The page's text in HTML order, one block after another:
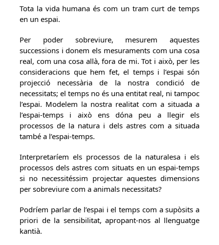
Tota la vida humana és com un tram curt de temps
en un espai.
Per poder sobreviure, mesurem aquestes
successions i donem els mesuraments com una cosa
real, com una cosa allà, fora de mi. Tot i això, per les
consideracions que hem fet, el temps i l’espai són
projecció necessària de la nostra condició de
necessitats; el temps no és una entitat real, ni tampoc
l’espai. Modelem la nostra realitat com a situada a
l’espai-temps i això ens dóna peu a llegir els
processos de la natura i dels astres com a situada
també a l’espai-temps.
Interpretaríem els processos de la naturalesa i els
processos dels astres com situats en un espai-temps
si no necessitéssim projectar aquestes dimensions
per sobreviure com a animals necessitats?
Podríem parlar de l’espai i el temps com a supòsits a
priori de la sensibilitat, apropant-nos al llenguatge
kantià.